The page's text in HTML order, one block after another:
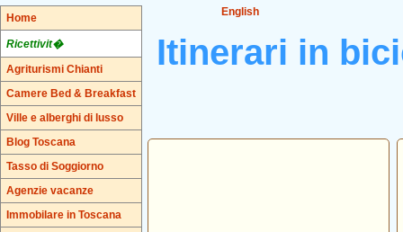
Home
Ricettivit�
Agriturismi Chianti
Camere Bed & Breakfast
Ville e alberghi di lusso
Blog Toscana
Tasso di Soggiorno
Agenzie vacanze
Immobilare in Toscana
English
Itinerari in